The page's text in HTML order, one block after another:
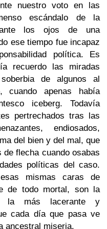
nuestro voto en las
escándalo de la
los ojos de una
ese tiempo fue incapaz
política. Es
recuerdo las miradas
de algunos al
cuando apenas había
iceberg. Todavía
pertrechados tras las
endiosados,
del bien y del mal, que
flecha cuando osabas
políticas del caso.
mismas caras de
de todo mortal, son la
la más lacerante y
cada día que pasa ve
ancestral miseria.